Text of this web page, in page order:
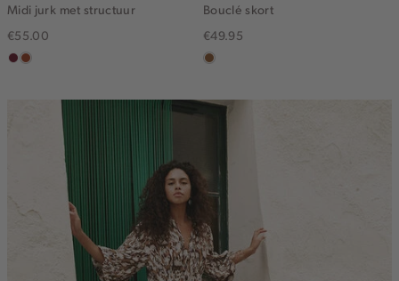
Midi jurk met structuur
€55.00
bordeaux
bruin
Bouclé skort
€49.95
deepmocca